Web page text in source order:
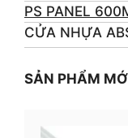
PS PANEL
CỬA NHỰA
SẢN PHẨM